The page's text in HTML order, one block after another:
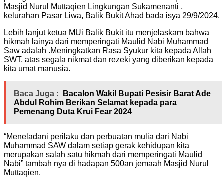
Masjid Nurul Muttaqien Lingkungan Sukamenanti ,
kelurahan Pasar Liwa, Balik Bukit Ahad bada isya 29/9/2024.
Lebih lanjut ketua MUi Balik Bukit itu menjelaskam bahwa
hikmah lainya dari memperingati Maulid Nabi Muhammad
Saw adalah .Meningkatkan Rasa Syukur kita kepada Allah
SWT, atas segala nikmat dan rezeki yang diberikan kepada
kita umat manusia.
Baca Juga :
Bacalon Wakil Bupati Pesisir Barat Ade
Abdul Rohim Berikan Selamat kepada para
Pemenang Duta Krui Fear 2024
“Meneladani perilaku dan perbuatan mulia dari Nabi
Muhammad SAW dalam setiap gerak kehidupan kita
merupakan salah satu hikmah dari memperingati Maulid
Nabi” tambah nya di hadapan 500an jemaah Masjid Nurul
Muttaqien.